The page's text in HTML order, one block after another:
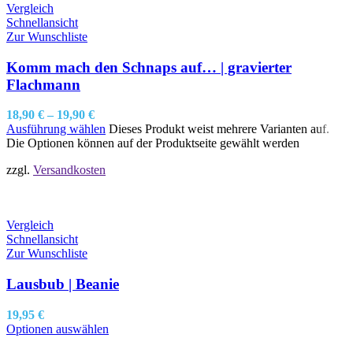
Vergleich
Schnellansicht
Zur Wunschliste
Komm mach den Schnaps auf… | gravierter
Flachmann
18,90 € – 19,90 €
Ausführung wählen Dieses Produkt weist mehrere Varianten auf.
Die Optionen können auf der Produktseite gewählt werden
zzgl. Versandkosten
Vergleich
Schnellansicht
Zur Wunschliste
Lausbub | Beanie
19,95 €
Optionen auswählen